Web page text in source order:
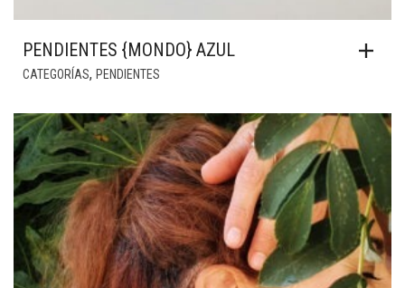
PENDIENTES {MONDO} AZUL
CATEGORÍAS, PENDIENTES